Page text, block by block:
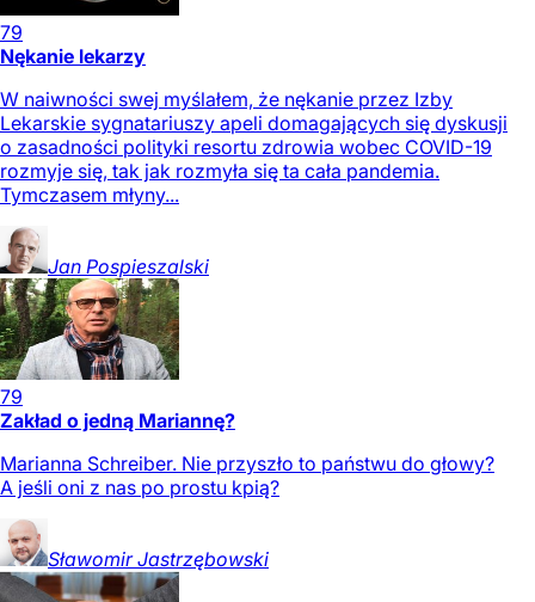
79
Nękanie lekarzy
W naiwności swej myślałem, że nękanie przez Izby
Lekarskie sygnatariuszy apeli domagających się dyskusji
o zasadności polityki resortu zdrowia wobec COVID-19
rozmyje się, tak jak rozmyła się ta cała pandemia.
Tymczasem młyny...
Jan Pospieszalski
79
Zakład o jedną Mariannę?
Marianna Schreiber. Nie przyszło to państwu do głowy?
A jeśli oni z nas po prostu kpią?
Sławomir Jastrzębowski